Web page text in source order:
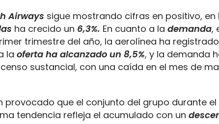
Airways sigue mostrando cifras en positivo, en
ha crecido un 6,3%. En cuanto a la demanda,
trimestre del año, la aerolínea ha
la oferta ha alcanzado un 8,5%, y la demanda
sustancial, con una caída en el mes de
que el conjunto del grupo durante
tendencia refleja el acumulado con un